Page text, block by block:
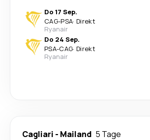
Do 17 Sep.
CAG-PSA· Direkt
Ryanair
Do 24 Sep.
PSA-CAG· Direkt
Ryanair
Cagliari - Mailand 5 Tage